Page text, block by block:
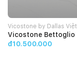
Vicostone by Dallas Việt
Vicostone Bettoglio
đ10.500.000